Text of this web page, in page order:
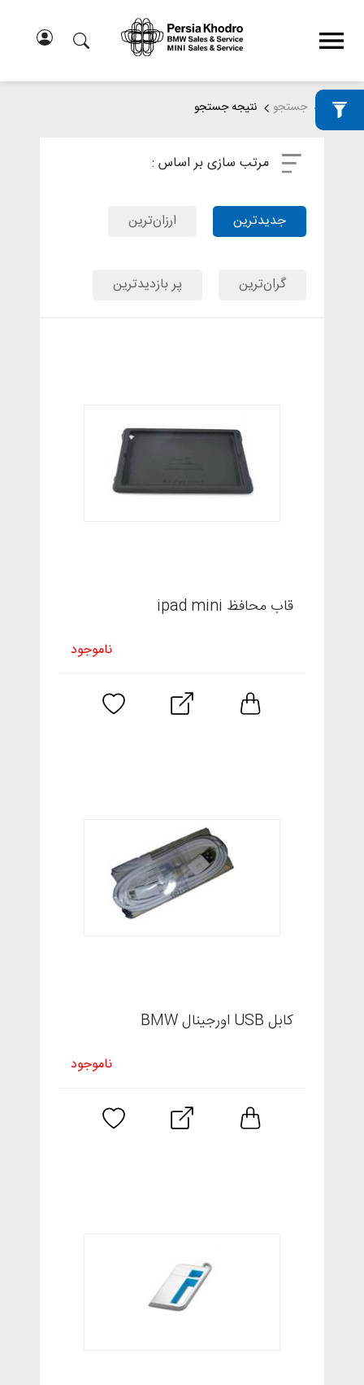
خانه جستجو نتیجه جستجو
مرتب سازی بر اساس :
جدیدترین ارزان‌ترین
گران‌ترین پر بازدیدترین
قاب محافظ ipad mini
ناموجود
کابل USB اورجینال BMW
ناموجود